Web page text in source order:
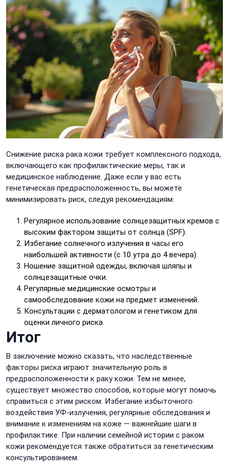
Снижение риска рака кожи требует комплексного подхода,
включающего как профилактические меры, так и
медицинское наблюдение. Даже если у вас есть
генетическая предрасположенность, вы можете
минимизировать риск, следуя рекомендациям:
Регулярное использование солнцезащитных кремов с
высоким фактором защиты от солнца (SPF).
Избегание солнечного излучения в часы его
наибольшей активности (с 10 утра до 4 вечера).
Ношение защитной одежды, включая шляпы и
солнцезащитные очки.
Регулярные медицинские осмотры и
самообследование кожи на предмет изменений.
Консультации с дерматологом и генетиком для
оценки личного риска.
Итог
В заключение можно сказать, что наследственные
факторы риска играют значительную роль в
предрасположенности к раку кожи. Тем не менее,
существует множество способов, которые могут помочь
справиться с этим риском. Избегание избыточного
воздействия УФ-излучения, регулярные обследования и
внимание к изменениям на коже — важнейшие шаги в
профилактике. При наличии семейной истории с раком
кожи рекомендуется также обратиться за генетическим
консультированием.